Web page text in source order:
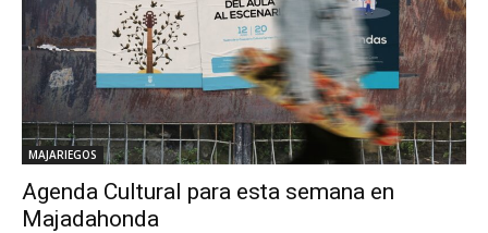
MAJARIEGOS
Agenda Cultural para esta semana en
Majadahonda